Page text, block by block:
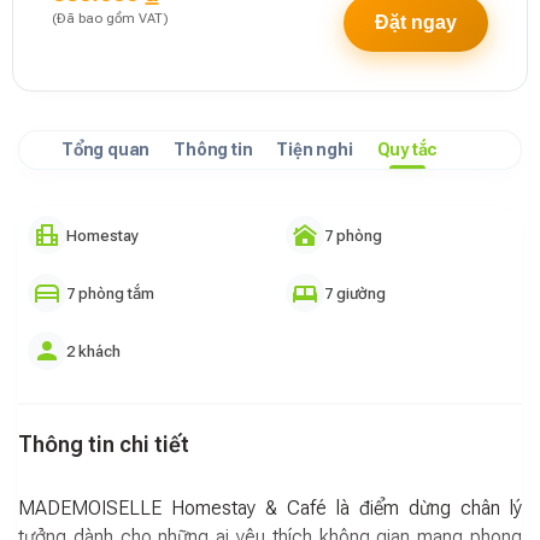
(Đã bao gồm VAT) Đặt ngay
Tổng quan Thông tin Tiện nghi Quy tắc
Homestay 7 phòng
7 phòng tắm 7 giường
2 khách
Thông tin chi tiết
MADEMOISELLE Homestay & Café là điểm dừng chân lý